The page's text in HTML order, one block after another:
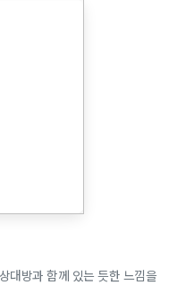
대방과 함께 있는 듯한 느낌을